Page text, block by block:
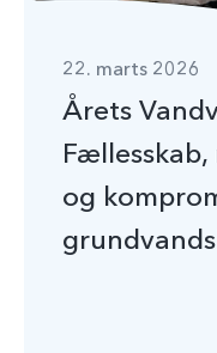
22. marts 2026
Årets
og